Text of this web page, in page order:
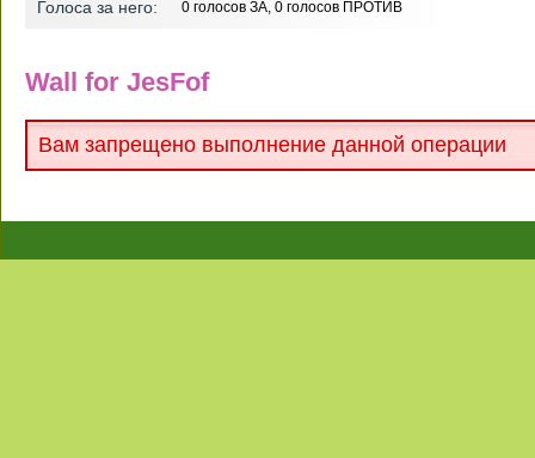
Голоса за него: 0 голосов ЗА, 0 голосов ПРОТИВ
Wall for JesFof
Вам запрещено выполнение данной операции